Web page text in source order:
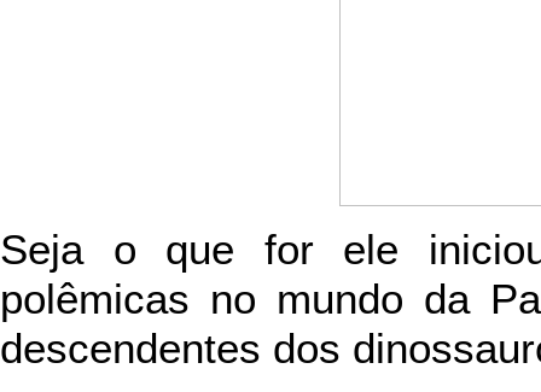
Seja o que for ele
polêmicas no mundo da
descendentes dos